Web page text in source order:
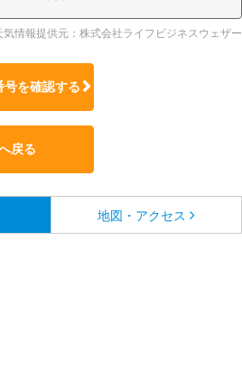
気情報提供元：株式会社ライフビジネスウェザー
を確認する
戻る
地図・アクセス